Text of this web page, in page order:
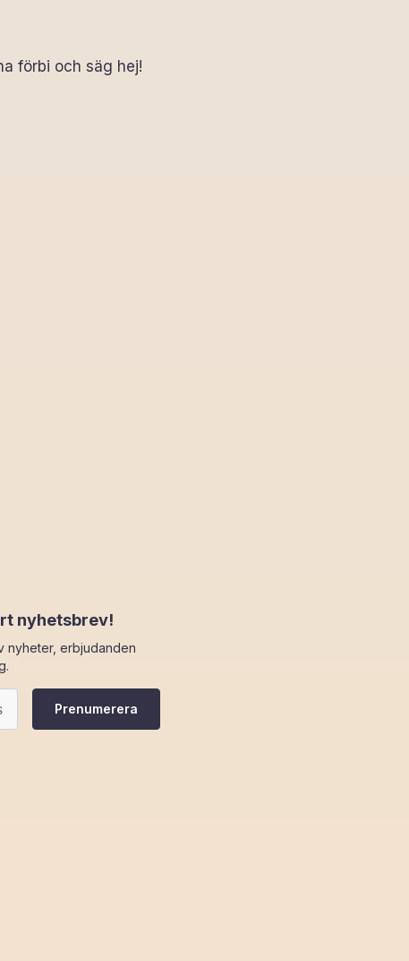
förbi och säg hej!
nyhetsbrev!
nyheter, erbjudanden